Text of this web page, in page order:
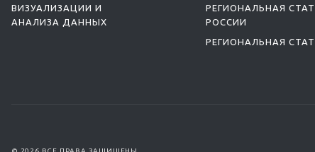
ВИЗУАЛИЗАЦИИ И
АНАЛИЗА ДАННЫХ
РЕГИОНАЛЬНАЯ
РОССИИ
РЕГИОНАЛЬНАЯ